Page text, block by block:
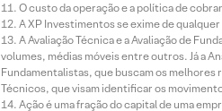
O custo da operação e a política de
A XP Investimentos se exime de
A Avaliação Técnica e a Avaliação de
volumes, médias móveis entre outros. Já a
Fundamentalistas, que buscam os
Técnicos, que visam identificar os
Ação é uma fração do capital de uma